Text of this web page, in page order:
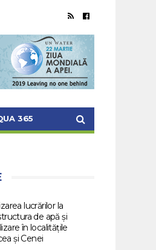
365
lucrărilor la
de apă și
în localitățile
și Cenei